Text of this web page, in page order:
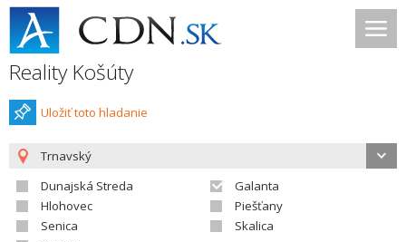
Reality Košúty
Uložiť toto hladanie
Trnavský
Dunajská Streda
Galanta
Hlohovec
Piešťany
Senica
Skalica